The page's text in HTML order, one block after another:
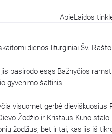
ApieLaidos
dienos liturginiai Šv.
pasirodo esąs Bažnyčios
gyvenimo šaltinis.
visuomet gerbė dieviškuosius
Žodžio ir Kristaus Kūno
žodžius, bet ir tai, kas jis iš